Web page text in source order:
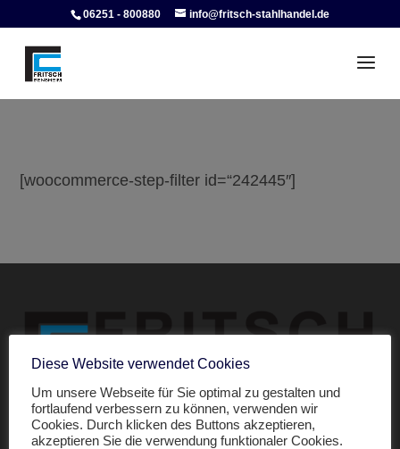
06251 - 800880 info@fritsch-stahlhandel.de
[woocommerce-step-filter id=“242445″]
So finden Sie zu uns
Diese Website verwendet Cookies
Um unsere Webseite für Sie optimal zu gestalten und
fortlaufend verbessern zu können, verwenden wir
Cookies. Durch klicken des Buttons akzeptieren,
akzeptieren Sie die verwendung funktionaler Cookies.